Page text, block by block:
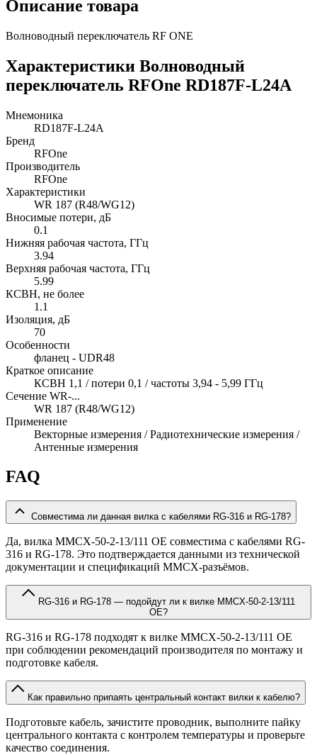
Описание товара
Волноводный переключатель RF ONE
Характеристики Волноводный
переключатель RFOne RD187F-L24A
Мнемоника
RD187F-L24A
Бренд
RFOne
Производитель
RFOne
Характеристики
WR 187 (R48/WG12)
Вносимые потери, дБ
0.1
Нижняя рабочая частота, ГГц
3.94
Верхняя рабочая частота, ГГц
5.99
КСВН, не более
1.1
Изоляция, дБ
70
Особенности
фланец - UDR48
Краткое описание
КСВН 1,1 / потери 0,1 / частоты 3,94 - 5,99 ГГц
Сечение WR-...
WR 187 (R48/WG12)
Применение
Векторные измерения / Радиотехнические измерения /
Антенные измерения
FAQ
Совместима ли данная вилка с кабелями RG-316 и RG-178?
Да, вилка MMCX-50-2-13/111 OE совместима с кабелями RG-
316 и RG-178. Это подтверждается данными из технической
документации и спецификаций MMCX-разъёмов.
OE?
RG-316 и RG-178 подходят к вилке MMCX-50-2-13/111 OE
при соблюдении рекомендаций производителя по монтажу и
подготовке кабеля.
Как правильно припаять центральный контакт вилки к кабелю?
Подготовьте кабель, зачистите проводник, выполните пайку
центрального контакта с контролем температуры и проверьте
качество соединения.